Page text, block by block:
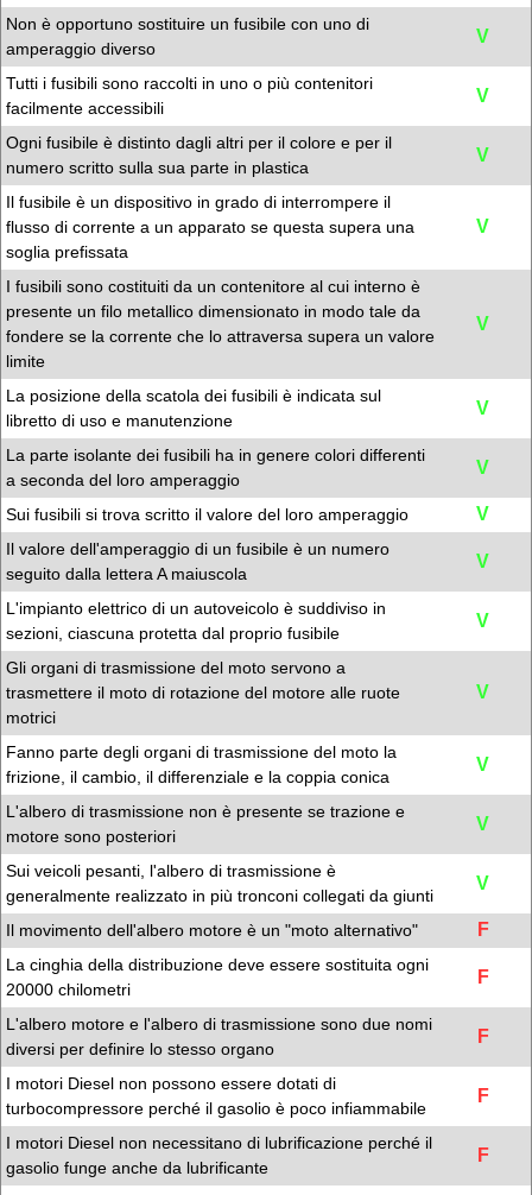
Non è opportuno sostituire un fusibile con uno di
amperaggio diverso
V
Tutti i fusibili sono raccolti in uno o più contenitori
facilmente accessibili
V
Ogni fusibile è distinto dagli altri per il colore e per il
numero scritto sulla sua parte in plastica
V
Il fusibile è un dispositivo in grado di interrompere il
flusso di corrente a un apparato se questa supera una
soglia prefissata
V
I fusibili sono costituiti da un contenitore al cui interno è
presente un filo metallico dimensionato in modo tale da
fondere se la corrente che lo attraversa supera un valore
limite
V
La posizione della scatola dei fusibili è indicata sul
libretto di uso e manutenzione
V
La parte isolante dei fusibili ha in genere colori differenti
a seconda del loro amperaggio
V
Sui fusibili si trova scritto il valore del loro amperaggio V
Il valore dell'amperaggio di un fusibile è un numero
seguito dalla lettera A maiuscola
V
L'impianto elettrico di un autoveicolo è suddiviso in
sezioni, ciascuna protetta dal proprio fusibile
V
Gli organi di trasmissione del moto servono a
trasmettere il moto di rotazione del motore alle ruote
motrici
V
Fanno parte degli organi di trasmissione del moto la
frizione, il cambio, il differenziale e la coppia conica
V
L'albero di trasmissione non è presente se trazione e
motore sono posteriori
V
Sui veicoli pesanti, l'albero di trasmissione è
generalmente realizzato in più tronconi collegati da giunti
V
Il movimento dell'albero motore è un "moto alternativo" F
La cinghia della distribuzione deve essere sostituita ogni
20000 chilometri
F
L'albero motore e l'albero di trasmissione sono due nomi
diversi per definire lo stesso organo
F
I motori Diesel non possono essere dotati di
turbocompressore perché il gasolio è poco infiammabile
F
I motori Diesel non necessitano di lubrificazione perché il
gasolio funge anche da lubrificante
F